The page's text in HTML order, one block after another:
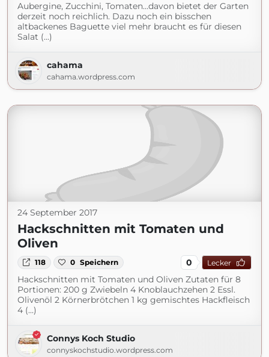
Aubergine, Zucchini, Tomaten…davon bietet der Garten
derzeit noch reichlich. Dazu noch ein bisschen
altbackenes Baguette viel mehr braucht es für diesen
Salat (...)
cahama
cahama.wordpress.com
24 September 2017
Hackschnitten mit Tomaten und
Oliven
118 0 Speichern 0 Lecker
Hackschnitten mit Tomaten und Oliven Zutaten für 8
Portionen: 200 g Zwiebeln 4 Knoblauchzehen 2 Essl.
Olivenöl 2 Körnerbrötchen 1 kg gemischtes Hackfleisch
4 (...)
Connys Koch Studio
connyskochstudio.wordpress.com